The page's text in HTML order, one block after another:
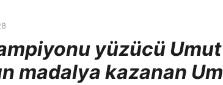
yüzücü
madalya kazanan